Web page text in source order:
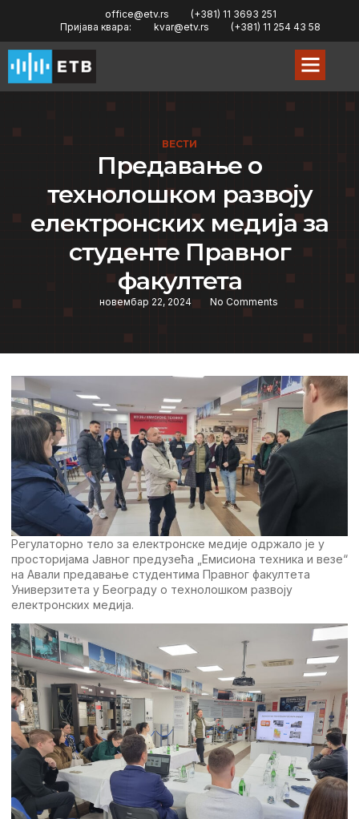
office@etv.rs
(+381) 11 3693 251
Пријава квара:
kvar@etv.rs (+381) 11 254 43 58
ВЕСТИ
Предавање о
технолошком развоју
електронских медија за
студенте Правног
факултета
новембар 22, 2024 No Comments
Регулаторно тело за електронске медије одржало је у
просторијама Јавног предузећа „Емисиона техника и везе“
на Авали предавање студентима Правног факултета
Универзитета у Београду о технолошком развоју
електронских медија.